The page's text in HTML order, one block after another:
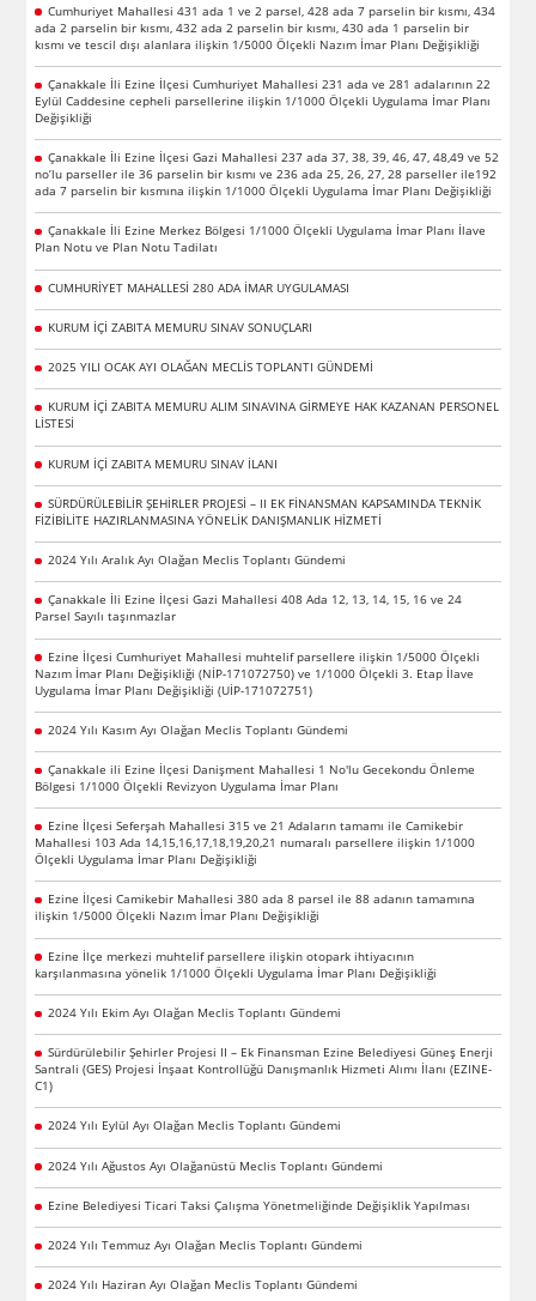
Cumhuriyet Mahallesi 431 ada 1 ve 2 parsel, 428 ada 7 parselin bir kısmı, 434
ada 2 parselin bir kısmı, 432 ada 2 parselin bir kısmı, 430 ada 1 parselin bir
kısmı ve tescil dışı alanlara ilişkin 1/5000 Ölçekli Nazım İmar Planı Değişikliği
Çanakkale İli Ezine İlçesi Cumhuriyet Mahallesi 231 ada ve 281 adalarının 22
Eylül Caddesine cepheli parsellerine ilişkin 1/1000 Ölçekli Uygulama İmar Planı
Değişikliği
Çanakkale İli Ezine İlçesi Gazi Mahallesi 237 ada 37, 38, 39, 46, 47, 48,49 ve 52
no’lu parseller ile 36 parselin bir kısmı ve 236 ada 25, 26, 27, 28 parseller ile192
ada 7 parselin bir kısmına ilişkin 1/1000 Ölçekli Uygulama İmar Planı Değişikliği
Çanakkale İli Ezine Merkez Bölgesi 1/1000 Ölçekli Uygulama İmar Planı İlave
Plan Notu ve Plan Notu Tadilatı
CUMHURİYET MAHALLESİ 280 ADA İMAR UYGULAMASI
KURUM İÇİ ZABITA MEMURU SINAV SONUÇLARI
2025 YILI OCAK AYI OLAĞAN MECLİS TOPLANTI GÜNDEMİ
KURUM İÇİ ZABITA MEMURU ALIM SINAVINA GİRMEYE HAK KAZANAN PERSONEL
LİSTESİ
KURUM İÇİ ZABITA MEMURU SINAV İLANI
SÜRDÜRÜLEBİLİR ŞEHİRLER PROJESİ – II EK FİNANSMAN KAPSAMINDA TEKNİK
FİZİBİLİTE HAZIRLANMASINA YÖNELİK DANIŞMANLIK HİZMETİ
2024 Yılı Aralık Ayı Olağan Meclis Toplantı Gündemi
Çanakkale İli Ezine İlçesi Gazi Mahallesi 408 Ada 12, 13, 14, 15, 16 ve 24
Parsel Sayılı taşınmazlar
Ezine İlçesi Cumhuriyet Mahallesi muhtelif parsellere ilişkin 1/5000 Ölçekli
Nazım İmar Planı Değişikliği (NİP-171072750) ve 1/1000 Ölçekli 3. Etap İlave
Uygulama İmar Planı Değişikliği (UİP-171072751)
2024 Yılı Kasım Ayı Olağan Meclis Toplantı Gündemi
Çanakkale ili Ezine İlçesi Danişment Mahallesi 1 No'lu Gecekondu Önleme
Bölgesi 1/1000 Ölçekli Revizyon Uygulama İmar Planı
Ezine İlçesi Seferşah Mahallesi 315 ve 21 Adaların tamamı ile Camikebir
Mahallesi 103 Ada 14,15,16,17,18,19,20,21 numaralı parsellere ilişkin 1/1000
Ölçekli Uygulama İmar Planı Değişikliği
Ezine İlçesi Camikebir Mahallesi 380 ada 8 parsel ile 88 adanın tamamına
ilişkin 1/5000 Ölçekli Nazım İmar Planı Değişikliği
Ezine İlçe merkezi muhtelif parsellere ilişkin otopark ihtiyacının
karşılanmasına yönelik 1/1000 Ölçekli Uygulama İmar Planı Değişikliği
2024 Yılı Ekim Ayı Olağan Meclis Toplantı Gündemi
Sürdürülebilir Şehirler Projesi II – Ek Finansman Ezine Belediyesi Güneş Enerji
Santrali (GES) Projesi İnşaat Kontrollüğü Danışmanlık Hizmeti Alımı İlanı (EZINE-
C1)
2024 Yılı Eylül Ayı Olağan Meclis Toplantı Gündemi
2024 Yılı Ağustos Ayı Olağanüstü Meclis Toplantı Gündemi
Ezine Belediyesi Ticari Taksi Çalışma Yönetmeliğinde Değişiklik Yapılması
2024 Yılı Temmuz Ayı Olağan Meclis Toplantı Gündemi
2024 Yılı Haziran Ayı Olağan Meclis Toplantı Gündemi